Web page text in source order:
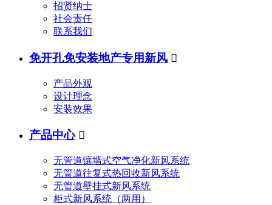
招贤纳士
社会责任
联系我们
免开孔免安装地产专用新风 
产品外观
设计理念
安装效果
产品中心 
无管道镶墙式空气净化新风系统
无管道往复式热回收新风系统
无管道壁挂式新风系统
柜式新风系统（两用）